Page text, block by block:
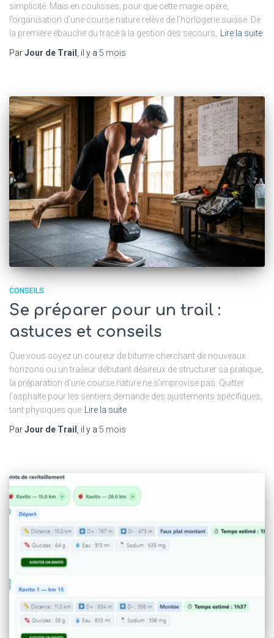
simplicité. Mais en coulisses, pour que cette magie opère,
l’organisation d’une course nature relève de l’horlogerie suisse. De
la première ébauche du tracé à la gestion des secours,
Lire la suite
ParJour de Trail , il y a 5 mois
CONSEILS
Se préparer pour un trail :
astuces et conseils
Que vous soyez un coureur de bitume cherchant de nouveaux
horizons ou un traileur débutant désireux de structurer sa pratique,
la préparation d’une course nature ne s’improvise pas. Quitter
l’asphalte pour les sentiers demande des ajustements spécifiques,
tant physiques que Lire la suite
ParJour de Trail , il y a 5 mois